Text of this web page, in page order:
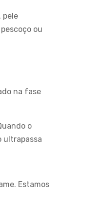
pele
ou
na fase
o
ultrapassa
Estamos